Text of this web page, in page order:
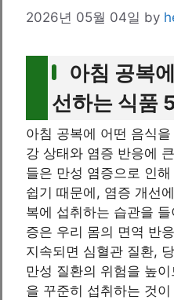
2026년 05월 04일 by
아침 공복
선하는 식품
아침 공복에 어떤 음식
강 상태와 염증 반응에
들은 만성 염증으로 인
쉽기 때문에, 염증 개선
복에 섭취하는 습관을
증은 우리 몸의 면역 반
지속되면 심혈관 질환,
만성 질환의 위험을 높
을 꾸준히 섭취하는 것